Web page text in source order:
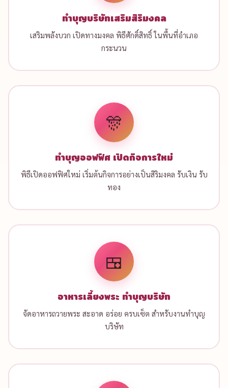
ทำบุญบริษัทเสริมสิริมงคล
เสริมพลังบวก เปิดทางมงคล พิธีศักดิ์สิทธิ์ ในพื้นที่อำเภอ
กระนวน
🎊
ทำบุญออฟฟิศ เปิดกิจการใหม่
พิธีเปิดออฟฟิศใหม่ เริ่มต้นกิจการอย่างเป็นสิริมงคล รับเงิน รับ
ทอง
🍱
อาหารเลี้ยงพระ ทำบุญบริษัท
จัดอาหารถวายพระ สะอาด อร่อย ครบเซ็ต สำหรับงานทำบุญ
บริษัท